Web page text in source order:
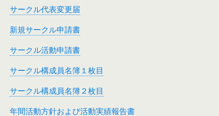
サークル代表変更届
新規サークル申請書
サークル活動申請書
サークル構成員名簿１枚目
サークル構成員名簿２枚目
年間活動方針および活動実績報告書